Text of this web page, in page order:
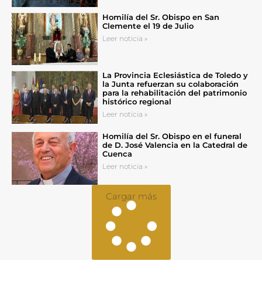
Homilía del Sr. Obispo en San
Clemente el 19 de Julio
Leer noticia »
La Provincia Eclesiástica de Toledo y
la Junta refuerzan su colaboración
para la rehabilitación del patrimonio
histórico regional
Leer noticia »
Homilía del Sr. Obispo en el funeral
de D. José Valencia en la Catedral de
Cuenca
Leer noticia »
Cargar más